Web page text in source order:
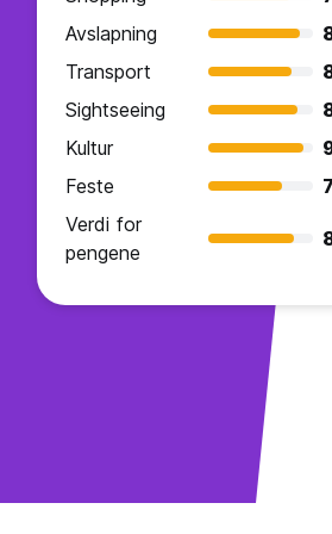
Avslapning
Transport
Sightseeing
Kultur
Feste
Verdi for
pengene